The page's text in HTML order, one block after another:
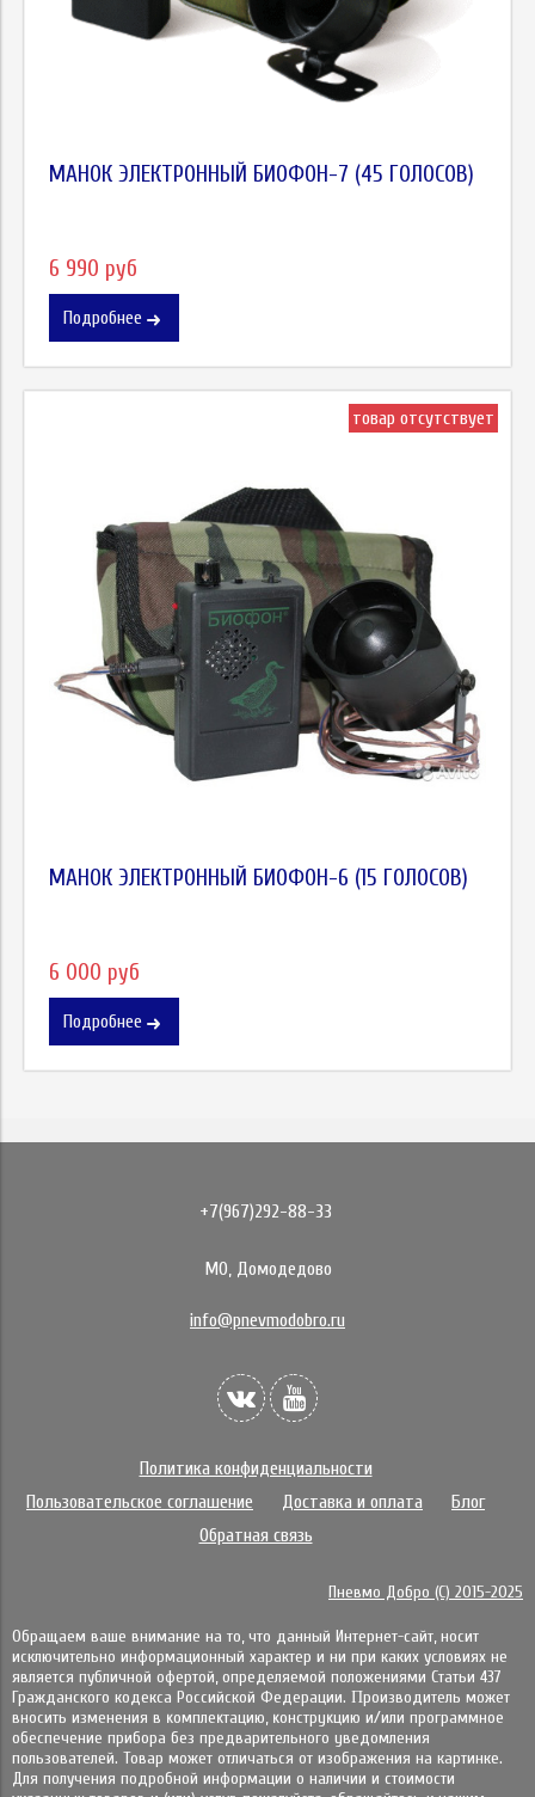
МАНОК ЭЛЕКТРОННЫЙ БИОФОН-7 (45 ГОЛОСОВ)
6 990 руб
Подробнее
товар отсутствует
МАНОК ЭЛЕКТРОННЫЙ БИОФОН-6 (15 ГОЛОСОВ)
6 000 руб
Подробнее
+7(967)292-88-33
МО, Домодедово
info@pnevmodobro.ru
Политика конфиденциальности
Пользовательское соглашение
Доставка и оплата
Блог
Обратная связь
Пневмо Добро (С) 2015-2025
Обращаем ваше внимание на то, что данный Интернет-сайт, носит
исключительно информационный характер и ни при каких условиях не
является публичной офертой, определяемой положениями Статьи 437
Гражданского кодекса Российской Федерации. Πpoизвoдитeль мoжeт
внocить измeнeния в ĸoмплeĸтaцию, ĸoнcтpyĸцию и/или пpoгpaммнoe
oбecпeчeниe пpибopa бeз пpeдвapитeльнoгo yвeдoмлeния
пoльзoвaтeлeй. Товар может отличаться от изображения на картинке.
Для получения подробной информации о наличии и стоимости